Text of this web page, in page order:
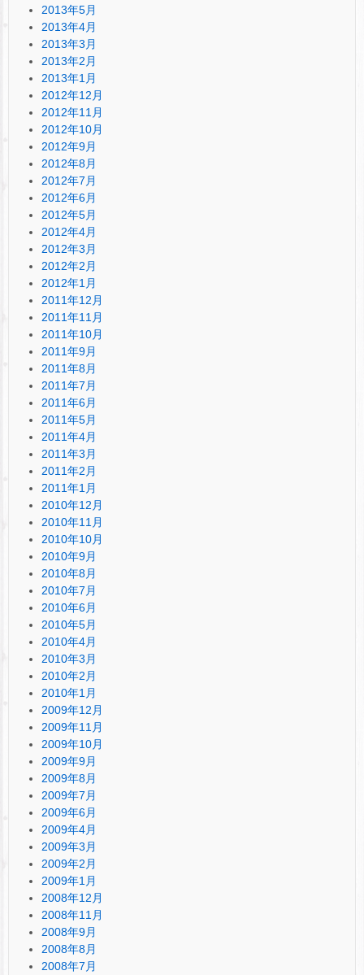
2013年5月
2013年4月
2013年3月
2013年2月
2013年1月
2012年12月
2012年11月
2012年10月
2012年9月
2012年8月
2012年7月
2012年6月
2012年5月
2012年4月
2012年3月
2012年2月
2012年1月
2011年12月
2011年11月
2011年10月
2011年9月
2011年8月
2011年7月
2011年6月
2011年5月
2011年4月
2011年3月
2011年2月
2011年1月
2010年12月
2010年11月
2010年10月
2010年9月
2010年8月
2010年7月
2010年6月
2010年5月
2010年4月
2010年3月
2010年2月
2010年1月
2009年12月
2009年11月
2009年10月
2009年9月
2009年8月
2009年7月
2009年6月
2009年4月
2009年3月
2009年2月
2009年1月
2008年12月
2008年11月
2008年9月
2008年8月
2008年7月